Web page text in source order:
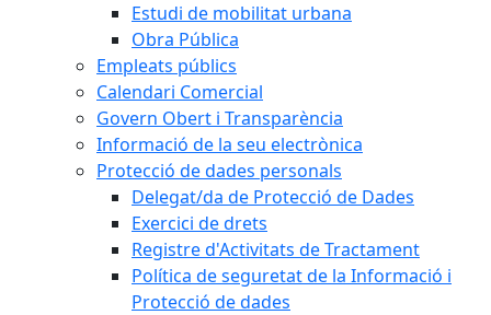
Estudi de mobilitat urbana
Obra Pública
Empleats públics
Calendari Comercial
Govern Obert i Transparència
Informació de la seu electrònica
Protecció de dades personals
Delegat/da de Protecció de Dades
Exercici de drets
Registre d'Activitats de Tractament
Política de seguretat de la Informació i
Protecció de dades